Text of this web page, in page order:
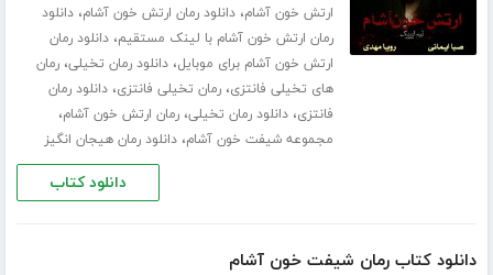
ارتش خون آشام،دانلود رمان ارتش خون آشام،دانلود
رمان ارتش خون آشام با لینک مستقیم،دانلود رمان
ارتش خون آشام برای موبایل،دانلود رمان تخیلی،رمان
های تخیلی فانتزی،رمان تخیلی فانتزی،دانلود رمان
فانتزی،دانلود رمان تخیلی،رمان ارتش خون آشام،
مجموعه شیفت خون آشام،دانلود رمان هیجان انگیز
دانلود کتاب
دانلود کتاب رمان شیفت خون آشام